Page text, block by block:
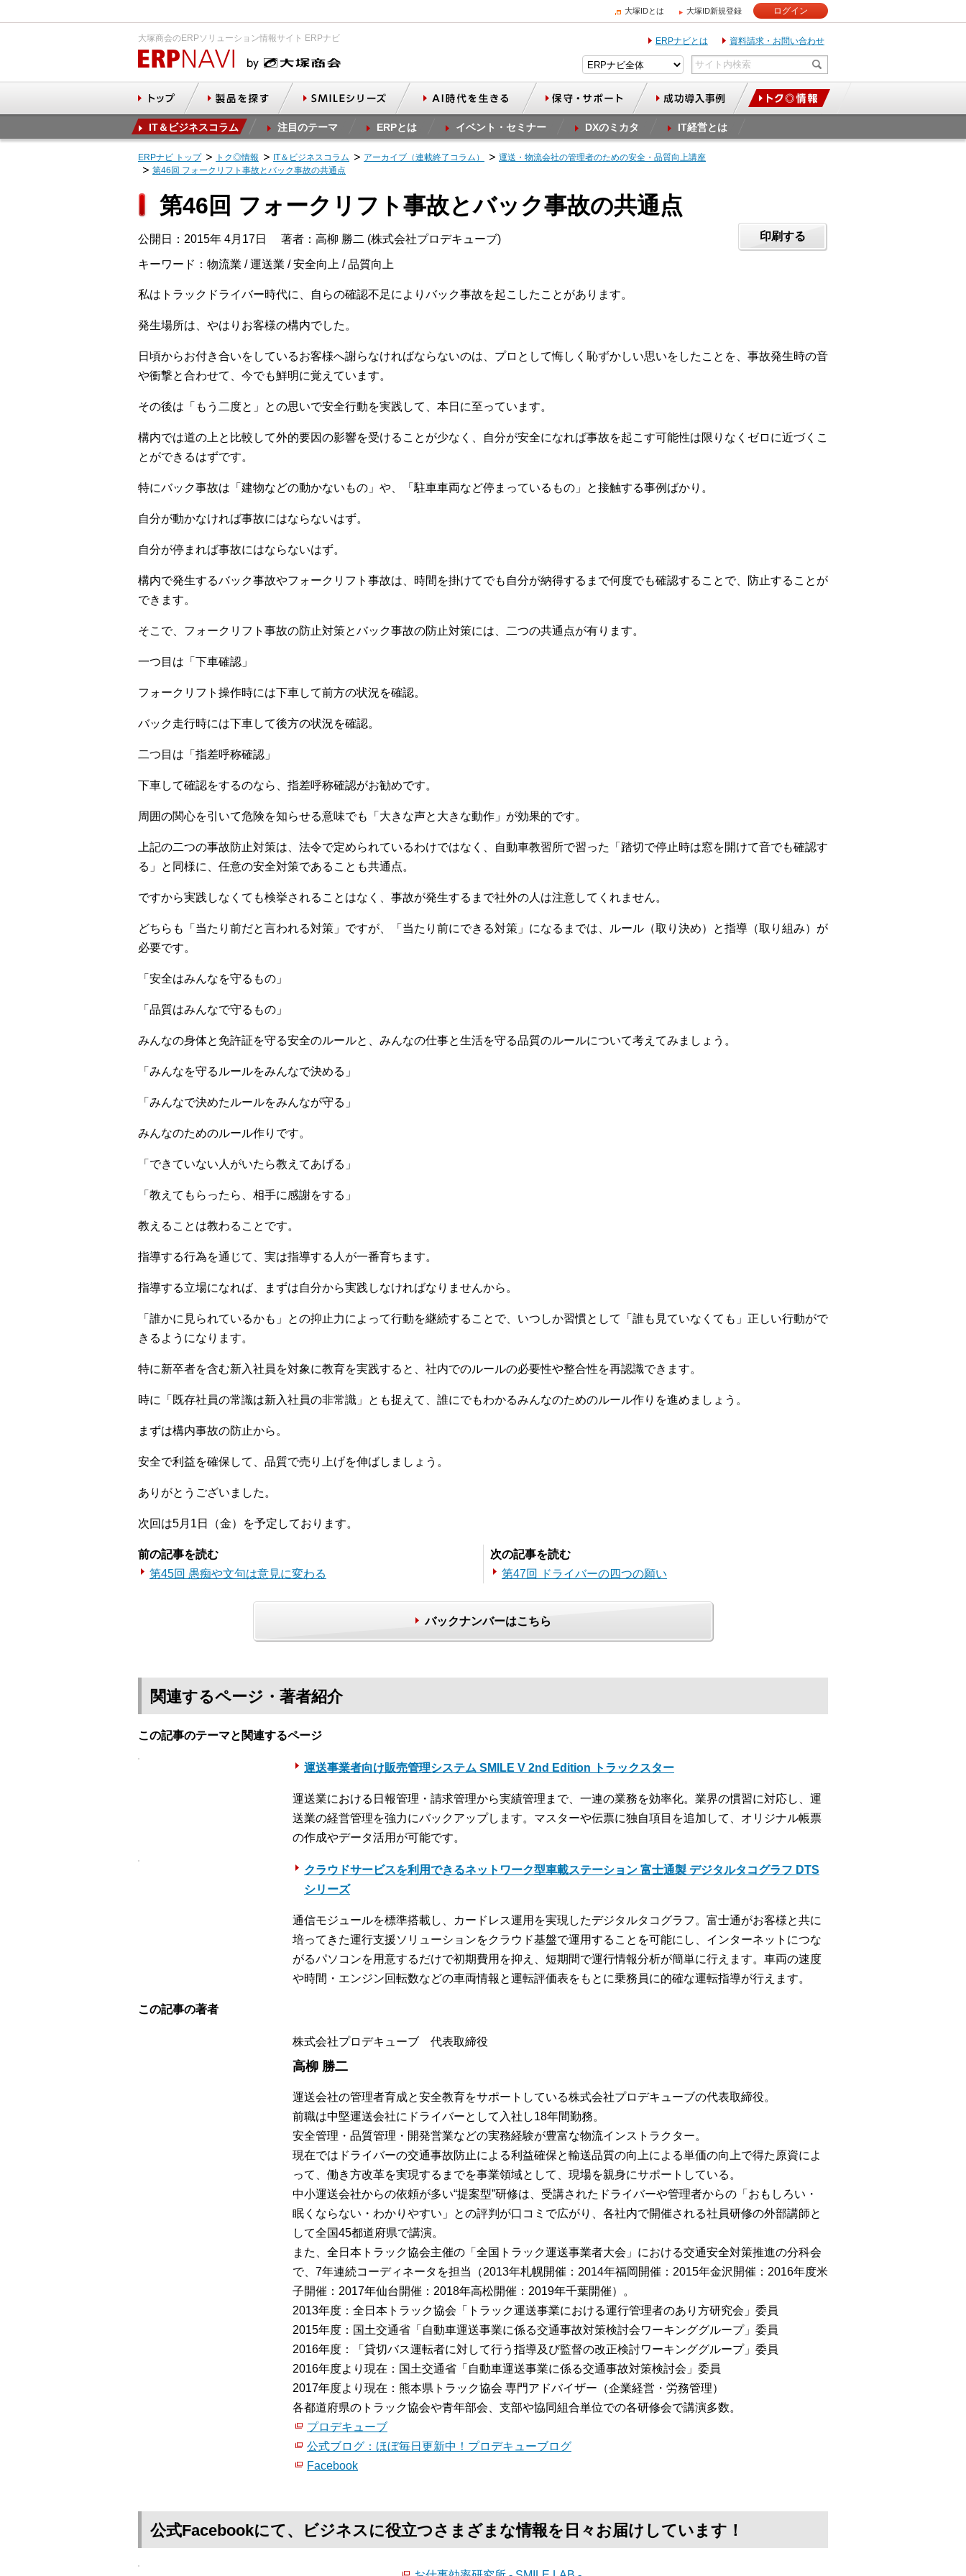
大塚IDとは 大塚ID新規登録 ログイン
大塚商会のERPソリューション情報サイト ERPナビ ERPナビとは 資料請求・お問い合わせ
IT＆ビジネスコラム 注目のテーマ ERPとは イベント・セミナー DXのミカタ IT経営とは
ERPナビ トップ トク◎情報 IT＆ビジネスコラム アーカイブ（連載終了コラム）
運送・物流会社の管理者のための安全・品質向上講座
第46回 フォークリフト事故とバック事故の共通点
第46回 フォークリフト事故とバック事故の共通点
公開日：2015年 4月17日 著者：高柳 勝二 (株式会社プロデキューブ)
キーワード：物流業 / 運送業 / 安全向上 / 品質向上
印刷する
私はトラックドライバー時代に、自らの確認不足によりバック事故を起こしたことがあります。
発生場所は、やはりお客様の構内でした。
日頃からお付き合いをしているお客様へ謝らなければならないのは、プロとして悔しく恥ずかしい思いをしたことを、事故発生時の音
や衝撃と合わせて、今でも鮮明に覚えています。
その後は「もう二度と」との思いで安全行動を実践して、本日に至っています。
構内では道の上と比較して外的要因の影響を受けることが少なく、自分が安全になれば事故を起こす可能性は限りなくゼロに近づくこ
とができるはずです。
特にバック事故は「建物などの動かないもの」や、「駐車車両など停まっているもの」と接触する事例ばかり。
自分が動かなければ事故にはならないはず。
自分が停まれば事故にはならないはず。
構内で発生するバック事故やフォークリフト事故は、時間を掛けてでも自分が納得するまで何度でも確認することで、防止することが
できます。
そこで、フォークリフト事故の防止対策とバック事故の防止対策には、二つの共通点が有ります。
一つ目は「下車確認」
フォークリフト操作時には下車して前方の状況を確認。
バック走行時には下車して後方の状況を確認。
二つ目は「指差呼称確認」
下車して確認をするのなら、指差呼称確認がお勧めです。
周囲の関心を引いて危険を知らせる意味でも「大きな声と大きな動作」が効果的です。
上記の二つの事故防止対策は、法令で定められているわけではなく、自動車教習所で習った「踏切で停止時は窓を開けて音でも確認す
る」と同様に、任意の安全対策であることも共通点。
ですから実践しなくても検挙されることはなく、事故が発生するまで社外の人は注意してくれません。
どちらも「当たり前だと言われる対策」ですが、「当たり前にできる対策」になるまでは、ルール（取り決め）と指導（取り組み）が
必要です。
「安全はみんなを守るもの」
「品質はみんなで守るもの」
みんなの身体と免許証を守る安全のルールと、みんなの仕事と生活を守る品質のルールについて考えてみましょう。
「みんなを守るルールをみんなで決める」
「みんなで決めたルールをみんなが守る」
みんなのためのルール作りです。
「できていない人がいたら教えてあげる」
「教えてもらったら、相手に感謝をする」
教えることは教わることです。
指導する行為を通じて、実は指導する人が一番育ちます。
指導する立場になれば、まずは自分から実践しなければなりませんから。
「誰かに見られているかも」との抑止力によって行動を継続することで、いつしか習慣として「誰も見ていなくても」正しい行動がで
きるようになります。
特に新卒者を含む新入社員を対象に教育を実践すると、社内でのルールの必要性や整合性を再認識できます。
時に「既存社員の常識は新入社員の非常識」とも捉えて、誰にでもわかるみんなのためのルール作りを進めましょう。
まずは構内事故の防止から。
安全で利益を確保して、品質で売り上げを伸ばしましょう。
ありがとうございました。
次回は5月1日（金）を予定しております。
前の記事を読む
第45回 愚痴や文句は意見に変わる
次の記事を読む
第47回 ドライバーの四つの願い
バックナンバーはこちら
関連するページ・著者紹介
この記事のテーマと関連するページ
運送事業者向け販売管理システム SMILE V 2nd Edition トラックスター
運送業における日報管理・請求管理から実績管理まで、一連の業務を効率化。業界の慣習に対応し、運
送業の経営管理を強力にバックアップします。マスターや伝票に独自項目を追加して、オリジナル帳票
の作成やデータ活用が可能です。
クラウドサービスを利用できるネットワーク型車載ステーション 富士通製 デジタルタコグラフ DTS
シリーズ
通信モジュールを標準搭載し、カードレス運用を実現したデジタルタコグラフ。富士通がお客様と共に
培ってきた運行支援ソリューションをクラウド基盤で運用することを可能にし、インターネットにつな
がるパソコンを用意するだけで初期費用を抑え、短期間で運行情報分析が簡単に行えます。車両の速度
や時間・エンジン回転数などの車両情報と運転評価表をもとに乗務員に的確な運転指導が行えます。
この記事の著者
株式会社プロデキューブ 代表取締役
高柳 勝二
運送会社の管理者育成と安全教育をサポートしている株式会社プロデキューブの代表取締役。
前職は中堅運送会社にドライバーとして入社し18年間勤務。
安全管理・品質管理・開発営業などの実務経験が豊富な物流インストラクター。
現在ではドライバーの交通事故防止による利益確保と輸送品質の向上による単価の向上で得た原資によ
って、働き方改革を実現するまでを事業領域として、現場を親身にサポートしている。
中小運送会社からの依頼が多い“提案型”研修は、受講されたドライバーや管理者からの「おもしろい・
眠くならない・わかりやすい」との評判が口コミで広がり、各社内で開催される社員研修の外部講師と
して全国45都道府県で講演。
また、全日本トラック協会主催の「全国トラック運送事業者大会」における交通安全対策推進の分科会
で、7年連続コーディネータを担当（2013年札幌開催：2014年福岡開催：2015年金沢開催：2016年度米
子開催：2017年仙台開催：2018年高松開催：2019年千葉開催）。
2013年度：全日本トラック協会「トラック運送事業における運行管理者のあり方研究会」委員
2015年度：国土交通省「自動車運送事業に係る交通事故対策検討会ワーキンググループ」委員
2016年度：「貸切バス運転者に対して行う指導及び監督の改正検討ワーキンググループ」委員
2016年度より現在：国土交通省「自動車運送事業に係る交通事故対策検討会」委員
2017年度より現在：熊本県トラック協会 専門アドバイザー（企業経営・労務管理）
各都道府県のトラック協会や青年部会、支部や協同組合単位での各研修会で講演多数。
プロデキューブ
公式ブログ：ほぼ毎日更新中！プロデキューブログ
Facebook
公式Facebookにて、ビジネスに役立つさまざまな情報を日々お届けしています！